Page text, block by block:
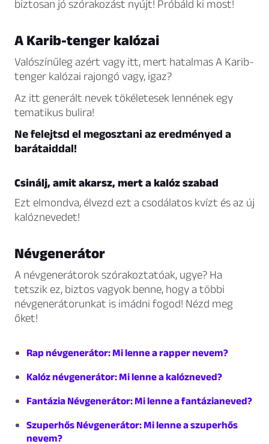
biztosan jó szórakozást nyújt! Próbáld ki most!
A Karib-tenger kalózai
Valószínűleg azért vagy itt, mert hatalmas A Karib-
tenger kalózai rajongó vagy, igaz?
Az itt generált nevek tökéletesek lennének egy
tematikus bulira!
Ne felejtsd el megosztani az eredményed a
barátaiddal!
Csinálj, amit akarsz, mert a kalóz szabad
Ezt elmondva, élvezd ezt a csodálatos kvízt és az új
kalóznevedet!
Névgenerátor
A névgenerátorok szórakoztatóak, ugye? Ha
tetszik ez, biztos vagyok benne, hogy a többi
névgenerátorunkat is imádni fogod! Nézd meg
őket!
Rap névgenerátor: Mi lenne a rapper nevem?
Kalóz névgenerátor: Mi lenne a kalózneved?
Fantázia Névgenerátor: Mi lenne a fantázianeved?
Szuperhős Névgenerátor: Mi lenne a szuperhős
nevem?